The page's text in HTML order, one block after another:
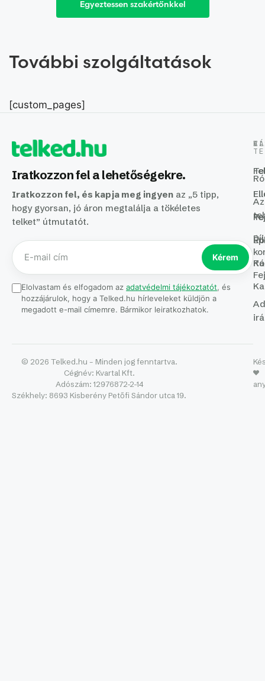
Egyeztessen szakértőnkkel
További szolgáltatások
[custom_pages]
Iratkozzon fel a lehetőségekre.
Iratkozzon fel, és kapja meg ingyen az „5 tipp,
hogy gyorsan, jó áron megtalálja a tökéletes
telket” útmutatót.
Kérem
Elolvastam és elfogadom az adatvédelmi tájékoztatót, és
hozzájárulok, hogy a Telked.hu hírleveleket küldjön a
megadott e-mail címemre. Bármikor leiratkozhatok.
A
© 2026 Telked.hu – Minden jog fenntartva.
Cégnév: Kvartal Kft.
Adószám: 12976872-2-14
Székhely: 8693 Kisberény Petőfi Sándor utca 19.